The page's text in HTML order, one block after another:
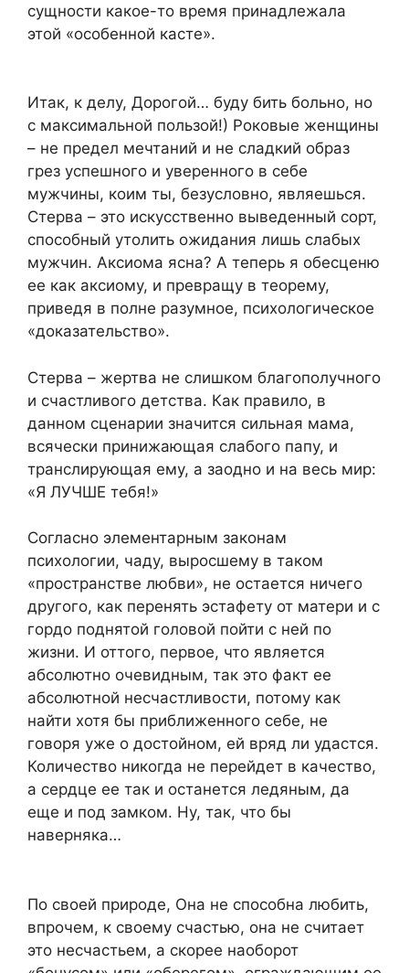
сущности какое-то время принадлежала
этой «особенной касте».
Итак, к делу, Дорогой… буду бить больно, но
с максимальной пользой!) Роковые женщины
– не предел мечтаний и не сладкий образ
грез успешного и уверенного в себе
мужчины, коим ты, безусловно, являешься.
Стерва – это искусственно выведенный сорт,
способный утолить ожидания лишь слабых
мужчин. Аксиома ясна? А теперь я обесценю
ее как аксиому, и превращу в теорему,
приведя в полне разумное, психологическое
«доказательство».
Стерва – жертва не слишком благополучного
и счастливого детства. Как правило, в
данном сценарии значится сильная мама,
всячески принижающая слабого папу, и
транслирующая ему, а заодно и на весь мир:
«Я ЛУЧШЕ тебя!»
Согласно элементарным законам
психологии, чаду, выросшему в таком
«пространстве любви», не остается ничего
другого, как перенять эстафету от матери и с
гордо поднятой головой пойти с ней по
жизни. И оттого, первое, что является
абсолютно очевидным, так это факт ее
абсолютной несчастливости, потому как
найти хотя бы приближенного себе, не
говоря уже о достойном, ей вряд ли удастся.
Количество никогда не перейдет в качество,
а сердце ее так и останется ледяным, да
еще и под замком. Ну, так, что бы
наверняка…
По своей природе, Она не способна любить,
впрочем, к своему счастью, она не считает
это несчастьем, а скорее наоборот